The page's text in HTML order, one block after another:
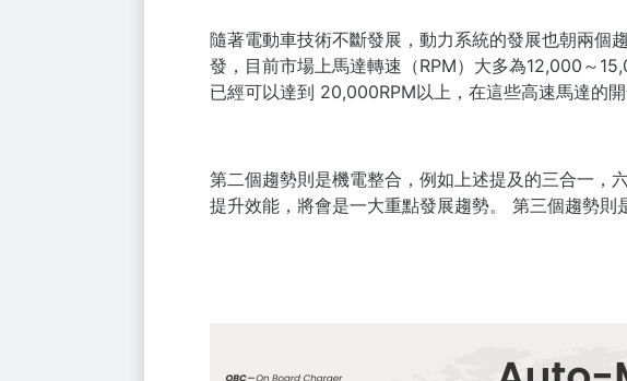
隨著電動車技術不斷發展，動力系統的發展也朝兩個
發，目前市場上馬達轉速（RPM）大多為12,000～
已經可以達到 20,000RPM以上，在這些高速馬達的
第二個趨勢則是機電整合，例如上述提及的三合一，
提升效能，將會是一大重點發展趨勢。
第三個趨勢則